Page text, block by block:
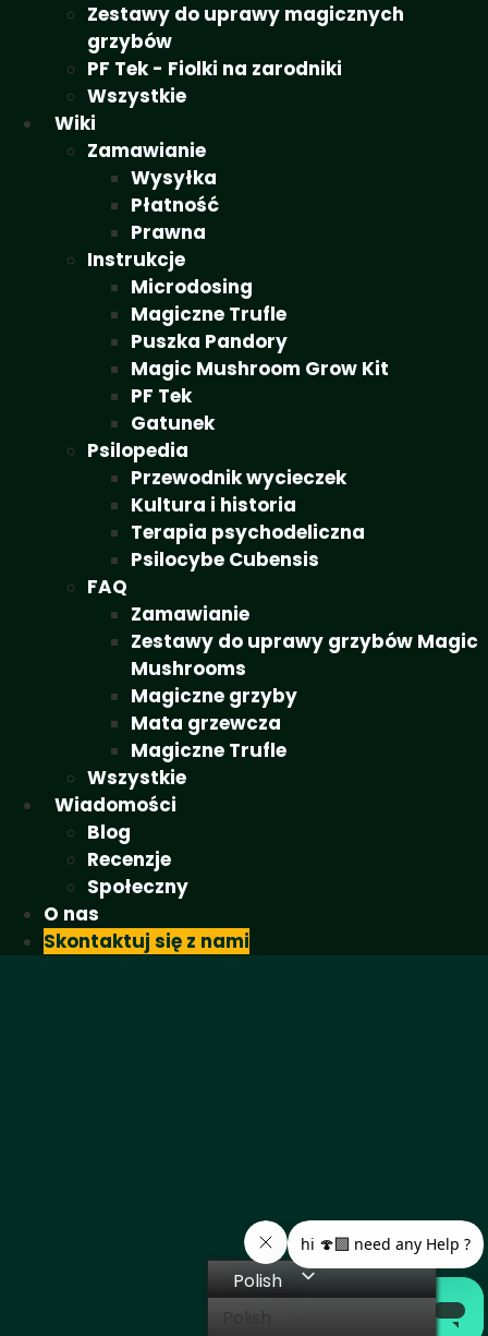
Polish
Polish
Zestawy do uprawy magicznych
grzybów
PF Tek - Fiolki na zarodniki
Wszystkie
Wiki
Zamawianie
Wysyłka
Płatność
Prawna
Instrukcje
Microdosing
Magiczne Trufle
Puszka Pandory
Magic Mushroom Grow Kit
PF Tek
Gatunek
Psilopedia
Przewodnik wycieczek
Kultura i historia
Terapia psychodeliczna
Psilocybe Cubensis
FAQ
Zamawianie
Zestawy do uprawy grzybów Magic
Mushrooms
Magiczne grzyby
Mata grzewcza
Magiczne Trufle
Wszystkie
Wiadomości
Blog
Recenzje
Społeczny
O nas
Skontaktuj się z nami